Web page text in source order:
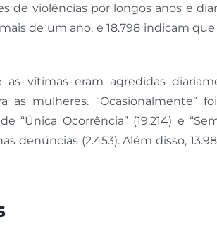
de violências por longos anos e
de um ano, e 18.798 indicam
vítimas eram agredidas
mulheres. “Ocasionalmente”
Ocorrência” (19.214) e
denúncias (2.453). Além disso,